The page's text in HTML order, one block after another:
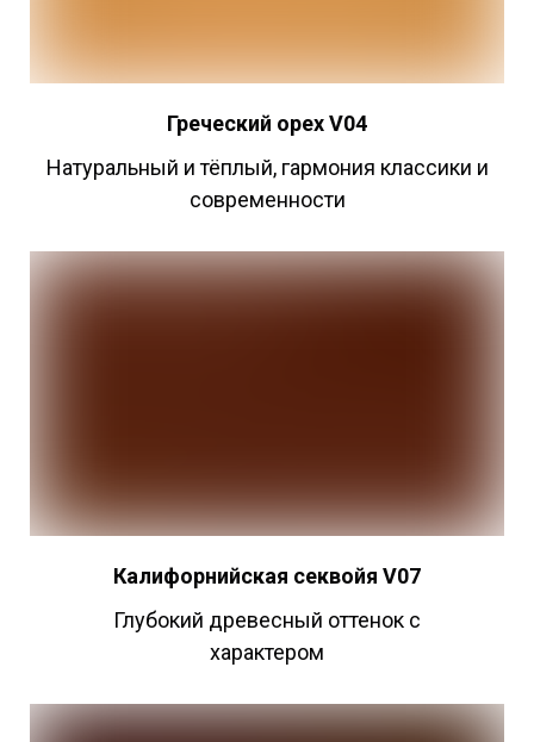
Греческий орех V04
Натуральный и тёплый, гармония классики и
современности
Калифорнийская секвойя V07
Глубокий древесный оттенок с
характером